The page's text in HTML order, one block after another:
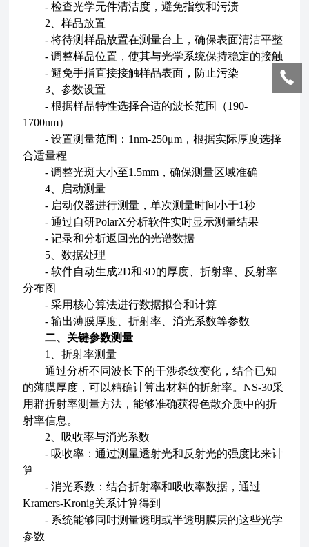
- 检查光学元件清洁度，避免指纹和污渍
2、样品放置
- 将待测样品放置在测量台上，确保表面清洁平整
- 调整样品位置，使其与光学系统保持稳定的接触
- 避免手指直接接触样品表面，防止污染
3、参数设置
- 根据样品特性选择合适的波长范围（190-
1700nm）
- 设置测量范围：1nm-250μm，根据实际厚度选择
合适量程
- 调整光斑大小至1.5mm，确保测量区域准确
4、启动测量
- 启动仪器进行测量，单次测量时间小于1秒
- 通过自研PolarX分析软件实时显示测量结果
- 记录和分析返回光的光谱数据
5、数据处理
- 软件自动生成2D和3D的厚度、折射率、反射率
分布图
- 采用核心算法进行数据拟合和计算
- 输出薄膜厚度、折射率、消光系数等参数
二、关键参数测量
1、折射率测量
通过分析不同波长下的干涉条纹变化，结合已知
的薄膜厚度，可以精确计算出材料的折射率。NS-30采
用群折射率测量方法，能够准确获得色散介质中的折
射率信息。
2、吸收率与消光系数
- 吸收率：通过测量透射光和反射光的强度比来计
算
- 消光系数：结合折射率和吸收率数据，通过
Kramers-Kronig关系计算得到
- 系统能够同时测量透明或半透明膜层的这些光学
参数